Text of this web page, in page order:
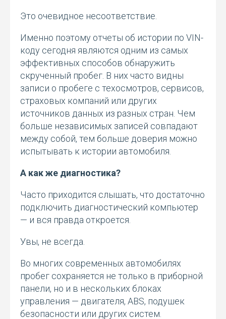
Это очевидное несоответствие.
Именно поэтому отчеты об истории по VIN-
коду сегодня являются одним из самых
эффективных способов обнаружить
скрученный пробег. В них часто видны
записи о пробеге с техосмотров, сервисов,
страховых компаний или других
источников данных из разных стран. Чем
больше независимых записей совпадают
между собой, тем больше доверия можно
испытывать к истории автомобиля.
А как же диагностика?
Часто приходится слышать, что достаточно
подключить диагностический компьютер
— и вся правда откроется.
Увы, не всегда.
Во многих современных автомобилях
пробег сохраняется не только в приборной
панели, но и в нескольких блоках
управления — двигателя, ABS, подушек
безопасности или других систем.